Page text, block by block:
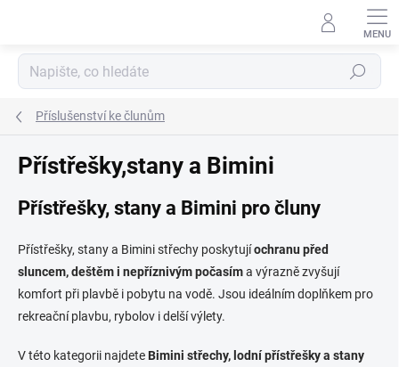
Hledat
Příslušenství ke člunům
Přístřešky,stany a Bimini
Přístřešky, stany a Bimini pro čluny
Přístřešky, stany a Bimini střechy poskytujíochranu před
sluncem, deštěm i nepříznivým počasíma výrazně zvyšují
komfort při plavbě i pobytu na vodě. Jsou ideálním doplňkem pro
rekreační plavbu, rybolov i delší výlety.
V této kategorii najdeteBimini střechy, lodní přístřešky a stany